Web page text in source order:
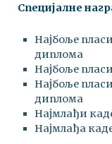
Специјалне
Најбоље
диплома
Најбоље
Најбоље
диплома
Најмлађи
Најмлађа